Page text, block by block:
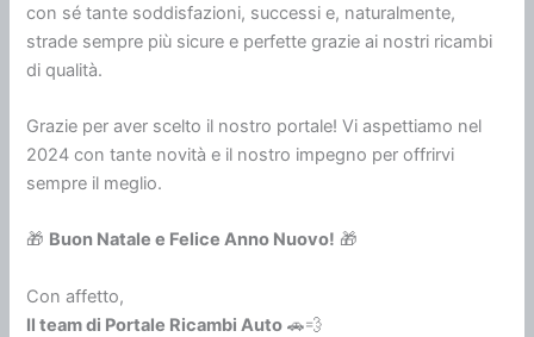
con sé tante soddisfazioni, successi e, naturalmente,
strade sempre più sicure e perfette grazie ai nostri ricambi
di qualità.
Grazie per aver scelto il nostro portale! Vi aspettiamo nel
2024 con tante novità e il nostro impegno per offrirvi
sempre il meglio.
🎁 Buon Natale e Felice Anno Nuovo! 🎁
Con affetto,
Il team di Portale Ricambi Auto 🚗💨